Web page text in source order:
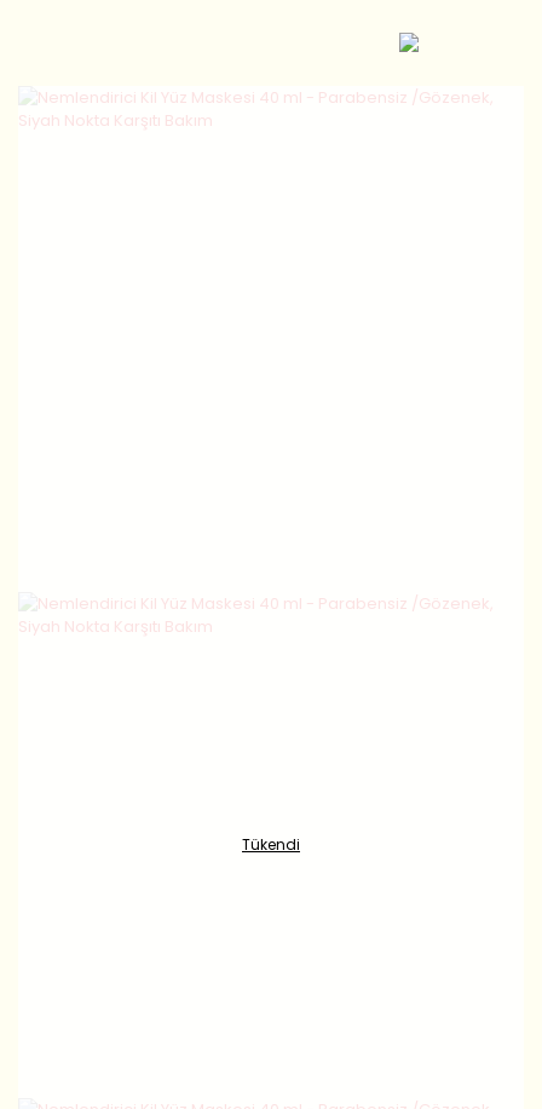
Tükendi